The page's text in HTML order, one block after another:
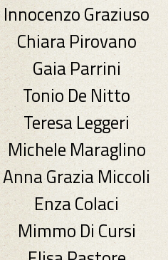
Innocenzo Graziuso
Chiara Pirovano
Gaia Parrini
Tonio De Nitto
Teresa Leggeri
Michele Maraglino
Anna Grazia Miccoli
Enza Colaci
Mimmo Di Cursi